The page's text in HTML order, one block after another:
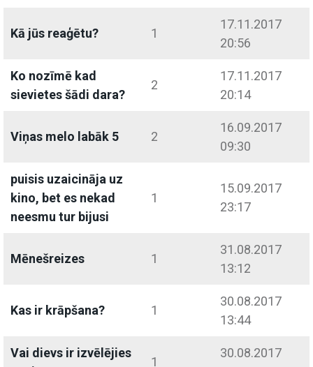
Kā jūs reaģētu? 1
17.11.2017
20:56
Ko nozīmē kad
sievietes šādi dara?
2
17.11.2017
20:14
Viņas melo labāk 5 2
16.09.2017
09:30
puisis uzaicināja uz
kino, bet es nekad
neesmu tur bijusi
1
15.09.2017
23:17
Mēnešreizes 1
31.08.2017
13:12
Kas ir krāpšana? 1
30.08.2017
13:44
Vai dievs ir izvēlējies
1
30.08.2017